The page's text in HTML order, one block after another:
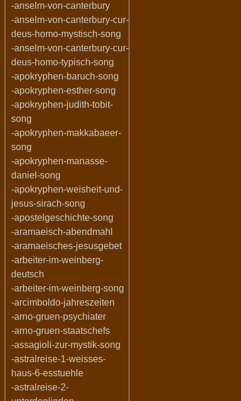
-anselm-von-canterbury
-anselm-von-canterbury-cur-
deus-homo-mystisch-song
-anselm-von-canterbury-cur-
deus-homo-typisch-song
-apokryphen-baruch-song
-apokryphen-esther-song
-apokryphen-judith-tobit-
song
-apokryphen-makkabaeer-
song
-apokryphen-manasse-
daniel-song
-apokryphen-weisheit-und-
jesus-sirach-song
-apostelgeschichte-song
-aramaeisch-abendmahl
-aramaeisches-jesusgebet
-arbeiter-im-weinberg-
deutsch
-arbeiter-im-weinberg-song
-arcimboldo-jahreszeiten
-arno-gruen-psychiater
-arno-gruen-staatschefs
-assagioli-zur-mystik-song
-astralreise-1-weisses-
haus-6-esstuehle
-astralreise-2-